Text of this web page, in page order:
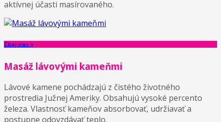
aktívnej účasti masírovaného.
Čítaj viac +
Masáž lávovými kameňmi
Lávové kamene pochádzajú z čistého životného
prostredia Južnej Ameriky. Obsahujú vysoké percento
železa. Vlastnosť kameňov absorbovať, udržiavať a
postupne odovzdávať teplo.